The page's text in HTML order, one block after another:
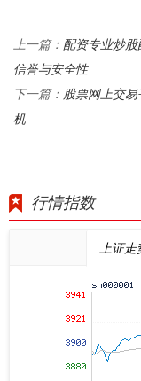
上一篇： 配资专业炒
信誉与安全性
下一篇： 股票网上交
机
行情指数
上证走